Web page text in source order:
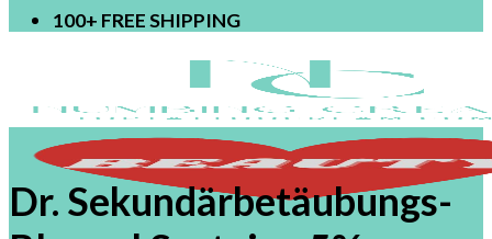
100+ FREE SHIPPING
Dr. Sekundärbetäubungs-